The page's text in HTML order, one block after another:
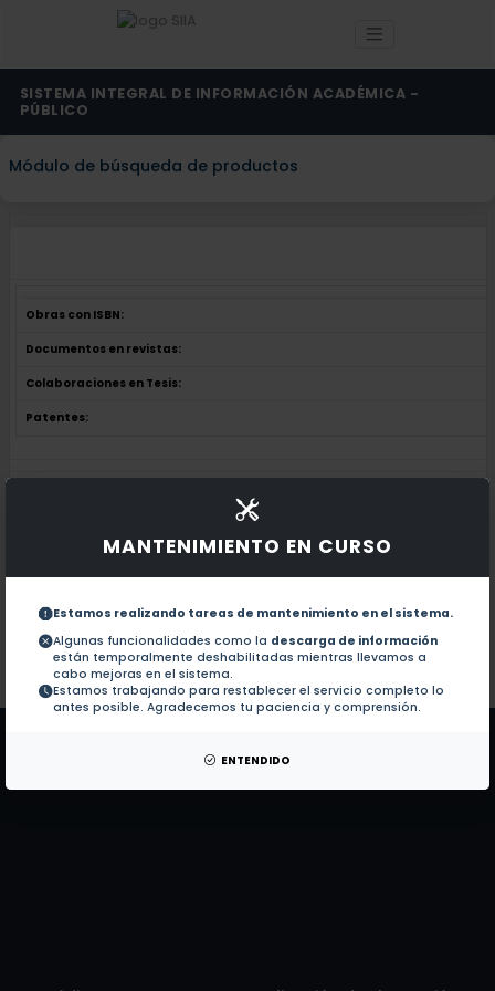
MANTENIMIENTO EN CURSO
Estamos realizando tareas de mantenimiento en el sistema.
Algunas funcionalidades como la descarga de información
están temporalmente deshabilitadas mientras llevamos a
cabo mejoras en el sistema.
Estamos trabajando para restablecer el servicio completo lo
antes posible. Agradecemos tu paciencia y comprensión.
ENTENDIDO
SISTEMA INTEGRAL DE INFORMACIÓN ACADÉMICA -
PÚBLICO
Módulo de búsqueda de productos
Obras con ISBN:
Documentos en revistas:
Colaboraciones en Tesis:
Patentes:
Colaboraciones en Tesis:
No hay tesis de este autor.
Patentes:
No hay patentes de este autor.